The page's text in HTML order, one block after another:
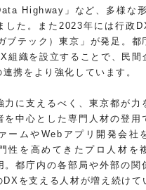
Highway」など、多様な
した。また2023年には行政
ブテック）東京」が発足。都
組織を設立することで、民間
携をより強化しています。
力に支えるべく、東京都が力
を中心とした専門人材の登用
ームやWebアプリ開発会社
性を高めてきたプロ人材を
。都庁内の各部局や外部の関
を支える人材が増え続けて